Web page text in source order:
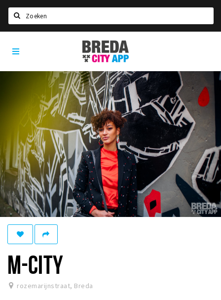
Home
Agenda
Party pics
Nieuws, interviews & blogs
Eten
Drinken
Slapen
Recreatief
Winkels
Winkelgebieden
Bezienswaardigheden
Musea, theaters & podia
Breda
City
App
M-CITY
rozemarijnstraat, Breda